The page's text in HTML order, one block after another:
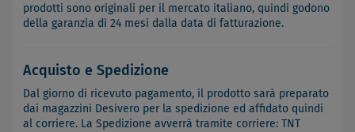
prodotti sono originali per il mercato italiano, quindi godono
della garanzia di 24 mesi dalla data di fatturazione.
Acquisto e Spedizione
Dal giorno di ricevuto pagamento, il prodotto sarà preparato
dai magazzini Desivero per la spedizione ed affidato quindi
al corriere. La Spedizione avverrà tramite corriere: TNT